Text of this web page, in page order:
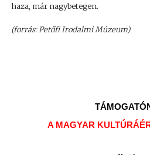
haza, már nagybetegen.
(forrás: Petőfi Irodalmi Múzeum)
A MAGYAR